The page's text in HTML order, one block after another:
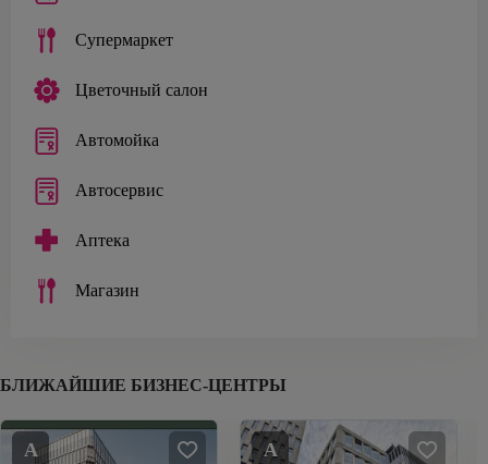
Супермаркет
Цветочный салон
Автомойка
Автосервис
Аптека
Магазин
БЛИЖАЙШИЕ БИЗНЕС-ЦЕНТРЫ
A A